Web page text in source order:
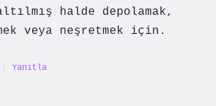
halde depolamak,
veya neşretmek için.
Yanıtla